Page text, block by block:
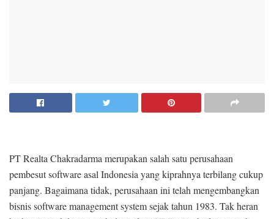
PT Realta Chakradarma merupakan salah satu perusahaan
pembesut software asal Indonesia yang kiprahnya terbilang cukup
panjang. Bagaimana tidak, perusahaan ini telah mengembangkan
bisnis software management system sejak tahun 1983. Tak heran